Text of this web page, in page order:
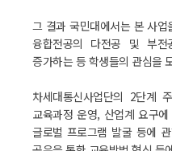
그 결과 국민대에서는 본 사
융합전공의 다전공 및 부
증가하는 등 학생들의 관심을
차세대통신사업단의 2단계
교육과정 운영, 산업계 요구
글로벌 프로그램 발굴 등에